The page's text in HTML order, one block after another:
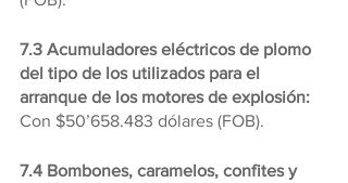
7.3 Acumuladores eléctricos de plomo
del tipo de los utilizados para el
arranque de los motores de explosión:
Con $50’658.483 dólares (FOB).
7.4 Bombones, caramelos, confites y